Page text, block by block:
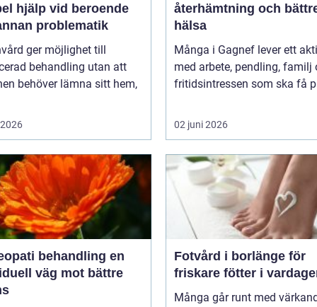
hjälp vid beroende
problematik
ger möjlighet till
behandling utan att
behöver lämna sitt hem,
återhämtning och
hälsa
Många i Gagnef lever ett
med arbete, pendling, familj
fritidsintressen som ska få
02 juni 2026
behandling en
väg mot bättre
Fotvård i borlänge för
friskare fötter i
Många går runt med